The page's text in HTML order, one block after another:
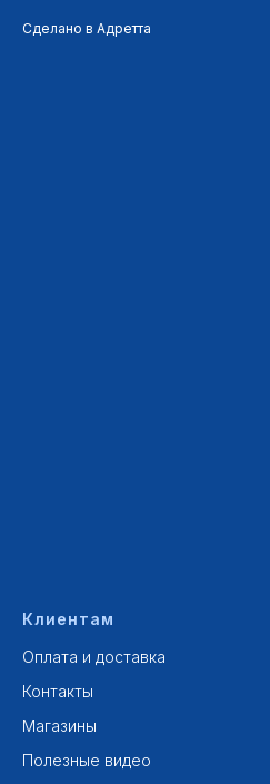
Сделано в Адретта
Клиентам
Оплата и доставка
Контакты
Магазины
Полезные видео